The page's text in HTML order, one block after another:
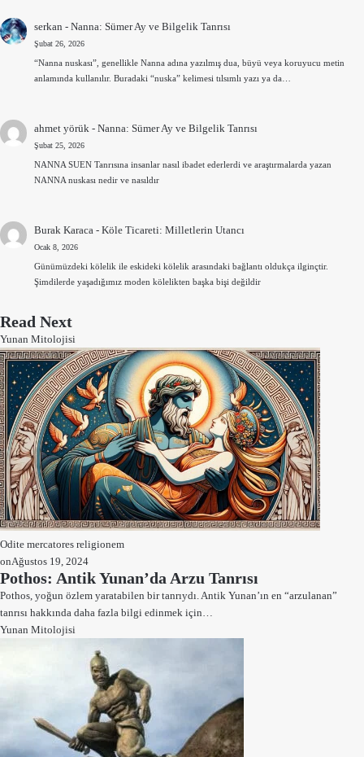
serkan -Nanna: Sümer Ay ve Bilgelik Tanrısı
Şubat 26, 2026
“Nanna nuskası”, genellikle Nanna adına yazılmış dua, büyü veya koruyucu metin
anlamında kullanılır. Buradaki “nuska” kelimesi tılsımlı yazı ya da…
ahmet yörük -Nanna: Sümer Ay ve Bilgelik Tanrısı
Şubat 25, 2026
NANNA SUEN Tanrısına insanlar nasıl ibadet ederlerdi ve araştırmalarda yazan
NANNA nuskası nedir ve nasıldır
Burak Karaca -Köle Ticareti: Milletlerin Utancı
Ocak 8, 2026
Günümüzdeki kölelik ile eskideki kölelik arasındaki bağlantı oldukça ilginçtir.
Şimdilerde yaşadığımız moden kölelikten başka bişi değildir
Read Next
Yunan Mitolojisi
Odite mercatores religionem
onAğustos 19, 2024
Pothos: Antik Yunan’da Arzu Tanrısı
Pothos, yoğun özlem yaratabilen bir tanrıydı. Antik Yunan’ın en “arzulanan”
tanrısı hakkında daha fazla bilgi edinmek için…
Yunan Mitolojisi